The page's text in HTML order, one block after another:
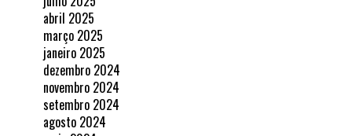
abril 2025
março 2025
janeiro 2025
dezembro 2024
novembro 2024
setembro 2024
agosto 2024